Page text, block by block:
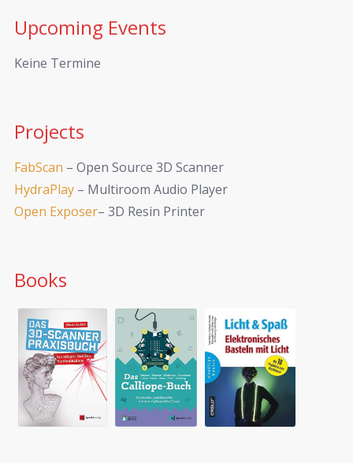
Upcoming Events
Keine Termine
Projects
FabScan – Open Source 3D Scanner
HydraPlay – Multiroom Audio Player
Open Exposer– 3D Resin Printer
Books